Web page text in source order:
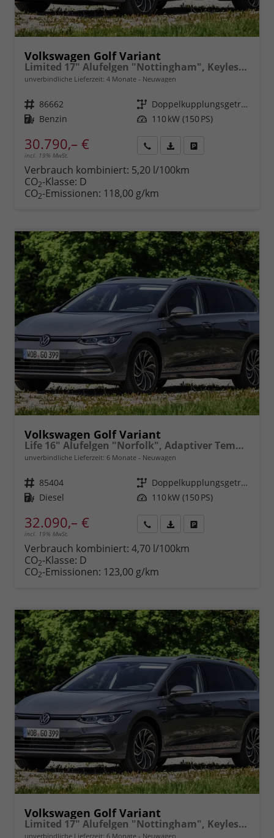
Volkswagen Golf Variant
Limited 17" Alufelgen "Nottingham", Keyless-Paket mit elektrischem Kofferraumöffner + Alarm, Adaptiver Tempomat ACC, Sicht-Paket, Digital Cockpit Pro, LED-Scheinwerfer, Radio Composition 10,3" Wireless App-Connect, Parksensoren vorn und hinten, Climatronic, M-
unverbindliche Lieferzeit: 4 Monate Neuwagen
Fahrzeugnr. 86662 Getriebe
Doppelkupplungsgetriebe (DSG)
Kraftstoff Benzin Leistung 110 kW (150 PS)
30.790,– €
incl. 19% MwSt.
anfordern
Datei,
Verbrauch kombiniert: 5,20 l/100km
CO2-Klasse: D
CO2-Emissionen: 118,00 g/km
Volkswagen Golf Variant
Life 16" Alufelgen "Norfolk", Adaptiver Tempomat ACC, Sicht-Paket, Digital Cockpit Pro, LED-Scheinwerfer, Radio Composition 10,3" + Wireless App-Connect, Parksensoren vorn und hinten, Climatronic, M-Lederlenkrad, Reserverad, Dachreling uvm.
unverbindliche Lieferzeit: 6 Monate Neuwagen
Fahrzeugnr. 85404 Getriebe
Doppelkupplungsgetriebe (DSG)
Kraftstoff Diesel Leistung 110 kW (150 PS)
32.090,– €
incl. 19% MwSt.
anfordern
Datei,
Verbrauch kombiniert: 4,70 l/100km
CO2-Klasse: D
CO2-Emissionen: 123,00 g/km
Volkswagen Golf Variant
Limited 17" Alufelgen "Nottingham", Keyless-Paket mit elektrischem Kofferraumöffner + Alarm, Adaptiver Tempomat ACC, Sicht-Paket, Digital Cockpit Pro, LED-Scheinwerfer, Radio Composition 10,3" Wireless App-Connect, Parksensoren vorn und hinten, Climatronic, M-
unverbindliche Lieferzeit: 6 Monate Neuwagen